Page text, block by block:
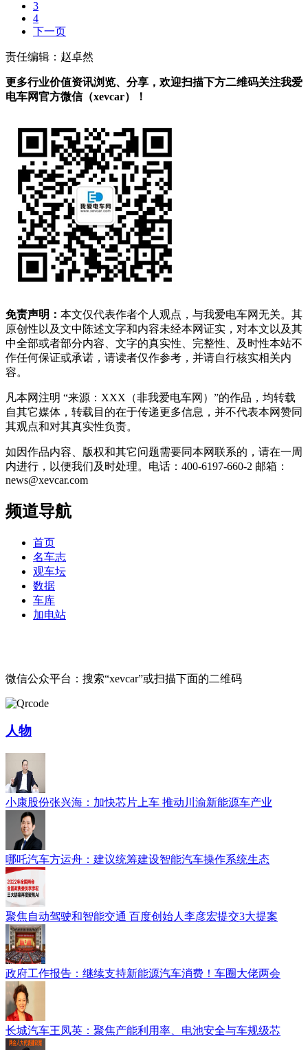
3
4
下一页
责任编辑：赵卓然
更多行业价值资讯浏览、分享，欢迎扫描下方二维码关注我爱
电车网官方微信（xevcar）！
免责声明： 本文仅代表作者个人观点，与我爱电车网无关。其
原创性以及文中陈述文字和内容未经本网证实，对本文以及其
中全部或者部分内容、文字的真实性、完整性、及时性本站不
作任何保证或承诺，请读者仅作参考，并请自行核实相关内
容。
凡本网注明 “来源：XXX（非我爱电车网）”的作品，均转载
自其它媒体，转载目的在于传递更多信息，并不代表本网赞同
其观点和对其真实性负责。
如因作品内容、版权和其它问题需要同本网联系的，请在一周
内进行，以便我们及时处理。电话：400-6197-660-2 邮箱：
news@xevcar.com
频道导航
首页
名车志
观车坛
数据
车库
加电站
微信公众平台：搜索“xevcar”或扫描下面的二维码
人物
小康股份张兴海：加快芯片上车 推动川渝新能源车产业
哪吒汽车方运舟：建议统筹建设智能汽车操作系统生态
聚焦自动驾驶和智能交通 百度创始人李彦宏提交3大提案
政府工作报告：继续支持新能源汽车消费！车圈大佬两会
长城汽车王凤英：聚焦产能利用率、电池安全与车规级芯